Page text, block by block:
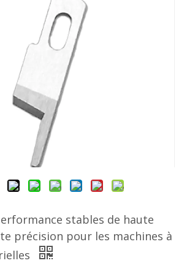
stables de haute
précision pour les machines à